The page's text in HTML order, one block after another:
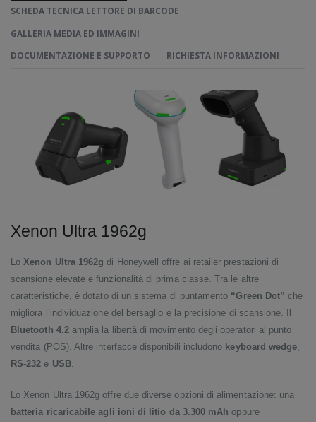
SCHEDA TECNICA LETTORE DI BARCODE
GALLERIA MEDIA ED IMMAGINI
DOCUMENTAZIONE E SUPPORTO
RICHIESTA INFORMAZIONI
Xenon Ultra 1962g
Lo Xenon Ultra 1962g di Honeywell offre ai retailer prestazioni di
scansione elevate e funzionalità di prima classe. Tra le altre
caratteristiche, è dotato di un sistema di puntamento “Green Dot” che
migliora l’individuazione del bersaglio e la precisione di scansione. Il
Bluetooth 4.2amplia la libertà di movimento degli operatori al punto
vendita (POS). Altre interfacce disponibili includono keyboard wedge
RS-232 e USB.
Lo Xenon Ultra 1962g offre due diverse opzioni di alimentazione: una
batteria ricaricabile agli ioni di litio da 3.300 mAh oppure